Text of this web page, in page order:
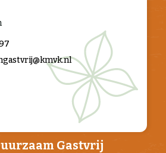
Gastvrij